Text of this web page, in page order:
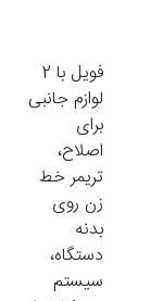
فویل با 2
لوازم جانبی
برای
اصلاح،
تریمر خط
زن روی
بدنه
دستگاه،
سیستم